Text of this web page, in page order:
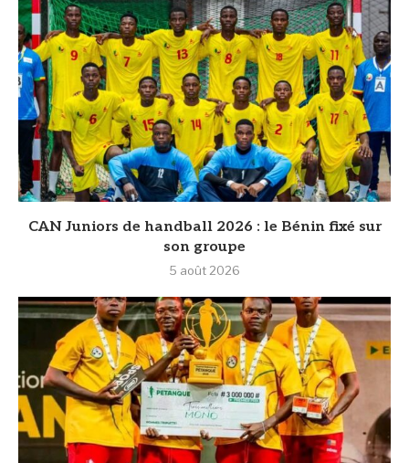
CAN Juniors de handball 2026 : le Bénin fixé sur
son groupe
5 août 2026